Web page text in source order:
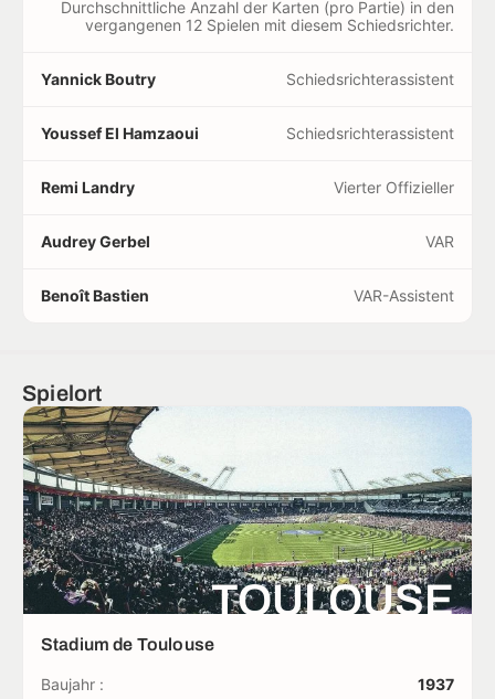
Durchschnittliche Anzahl der Karten (pro Partie) in den
vergangenen 12 Spielen mit diesem Schiedsrichter.
Yannick Boutry Schiedsrichterassistent
Youssef El Hamzaoui Schiedsrichterassistent
Remi Landry Vierter Offizieller
Audrey Gerbel VAR
Benoît Bastien VAR-Assistent
Spielort
TOULOUSE
Stadium de Toulouse
Baujahr :
1937